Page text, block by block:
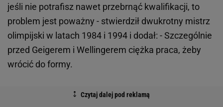
jeśli nie potrafisz nawet przebrnąć kwalifikacji, to
problem jest poważny - stwierdził dwukrotny mistrz
olimpijski w latach 1984 i 1994 i dodał: - Szczególnie
przed Geigerem i Wellingerem ciężka praca, żeby
wrócić do formy.